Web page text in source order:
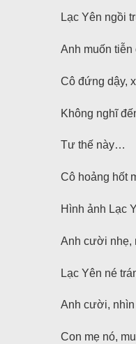
Lạc Yên ngồi
Anh muốn
Cô đứng dậy,
Không nghĩ
Tư thế này…
Cô hoảng hốt
Hình ảnh Lạc
Anh cười nhẹ,
Lạc Yên né
Anh cười, nhìn
Con mẹ nó,